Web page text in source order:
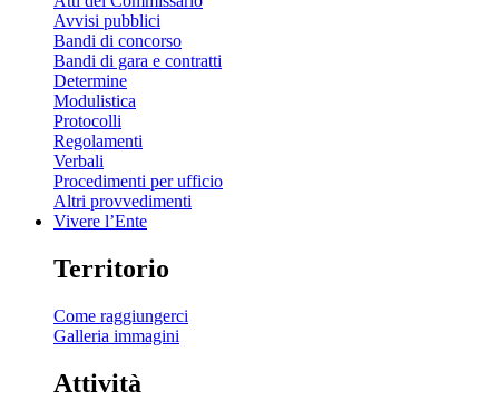
Avvisi pubblici
Bandi di concorso
Bandi di gara e contratti
Determine
Modulistica
Protocolli
Regolamenti
Verbali
Procedimenti per ufficio
Altri provvedimenti
Vivere l’Ente
Territorio
Come raggiungerci
Galleria immagini
Attività